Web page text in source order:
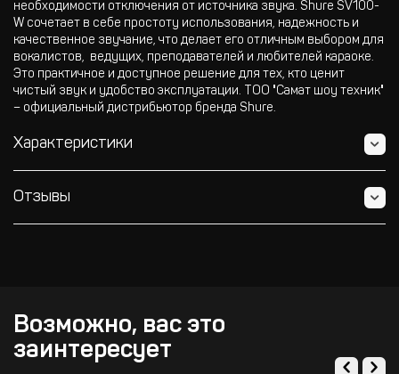
необходимости отключения от источника звука. Shure SV100-
W сочетает в себе простоту использования, надежность и
качественное звучание, что делает его отличным выбором для
вокалистов, ведущих, преподавателей и любителей караоке.
Это практичное и доступное решение для тех, кто ценит
чистый звук и удобство эксплуатации. ТОО "Самат шоу техник"
– официальный дистрибьютор бренда Shure.
Характеристики
Отзывы
Возможно, вас это
заинтересует